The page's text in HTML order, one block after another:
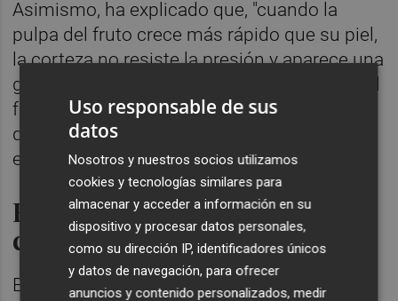
Asimismo, ha explicado que, "cuando la
pulpa del fruto crece más rápido que su piel,
la corteza no resiste la presión y aparece una
grieta, que termina por provocar el rajado del
fruto. Esos frutos ya no se pueden vender, lo
que provoca importantes pérdidas
económicas año tras año".
Hasta un 70% y con poca
cantidad
El estudio, realizado en plantaciones
Uso responsable de sus
datos
Nosotros y nuestros socios utilizamos
cookies y tecnologías similares para
almacenar y acceder a información en su
dispositivo y procesar datos personales,
como su dirección IP, identificadores únicos
y datos de navegación, para ofrecer
anuncios y contenido personalizados, medir